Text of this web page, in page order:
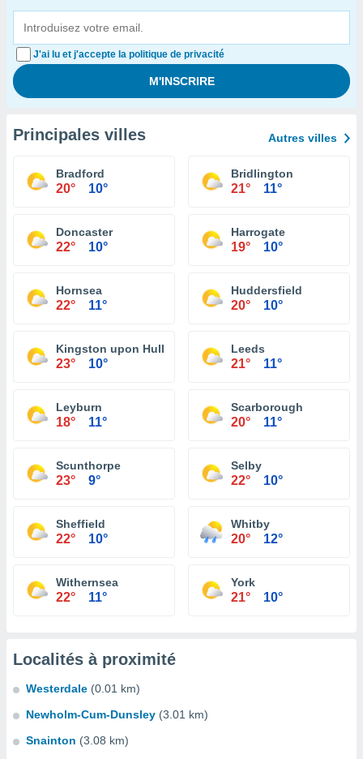
J'ai lu et j'accepte la politique de privacité
Principales villes Autres villes
Bradford
20° 10°
Bridlington
21° 11°
Doncaster
22° 10°
Harrogate
19° 10°
Hornsea
22° 11°
Huddersfield
20° 10°
Kingston upon Hull
23° 10°
Leeds
21° 11°
Leyburn
18° 11°
Scarborough
20° 11°
Scunthorpe
23° 9°
Selby
22° 10°
Sheffield
22° 10°
Whitby
20° 12°
Withernsea
22° 11°
York
21° 10°
Localités à proximité
Westerdale (0.01 km)
Newholm-Cum-Dunsley (3.01 km)
Snainton (3.08 km)